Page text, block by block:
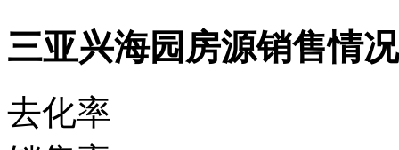
三亚兴海园房源销售情
去化率